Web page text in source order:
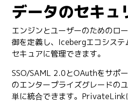
データのセキュ
エンジンとユーザーのためのロ
御を定義し、Icebergエコシステ
セキュアに管理できます。
SSO/SAML 2.0とOAuthをサポ
のエンタープライズグレードの
単に統合できます。PrivateLink